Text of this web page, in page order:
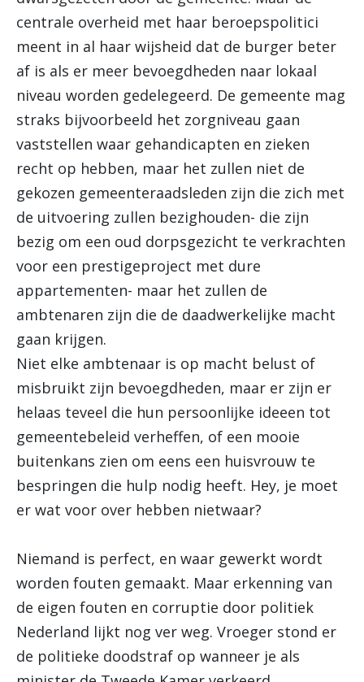
centrale overheid met haar beroepspolitici
meent in al haar wijsheid dat de burger beter
af is als er meer bevoegdheden naar lokaal
niveau worden gedelegeerd. De gemeente mag
straks bijvoorbeeld het zorgniveau gaan
vaststellen waar gehandicapten en zieken
recht op hebben, maar het zullen niet de
gekozen gemeenteraadsleden zijn die zich met
de uitvoering zullen bezighouden- die zijn
bezig om een oud dorpsgezicht te verkrachten
voor een prestigeproject met dure
appartementen- maar het zullen de
ambtenaren zijn die de daadwerkelijke macht
gaan krijgen.
Niet elke ambtenaar is op macht belust of
misbruikt zijn bevoegdheden, maar er zijn er
helaas teveel die hun persoonlijke ideeen tot
gemeentebeleid verheffen, of een mooie
buitenkans zien om eens een huisvrouw te
bespringen die hulp nodig heeft. Hey, je moet
er wat voor over hebben nietwaar?
Niemand is perfect, en waar gewerkt wordt
worden fouten gemaakt. Maar erkenning van
de eigen fouten en corruptie door politiek
Nederland lijkt nog ver weg. Vroeger stond er
de politieke doodstraf op wanneer je als